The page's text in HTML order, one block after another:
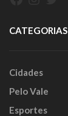
CATEGORIAS
Cidades
Pelo Vale
Esportes